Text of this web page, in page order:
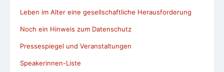
Leben im Alter eine gesellschaftliche Herausforderung
Noch ein Hinweis zum Datenschutz
Pressespiegel und Veranstaltungen
Speakerinnen-Liste